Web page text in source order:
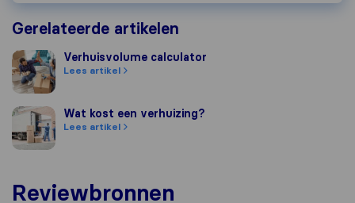
Gerelateerde artikelen
Verhuisvolume calculator
Verhuisvolume calculator
Lees artikel
Wat kost een verhuizing?
Wat kost een verhuizing?
Lees artikel
Reviewbronnen